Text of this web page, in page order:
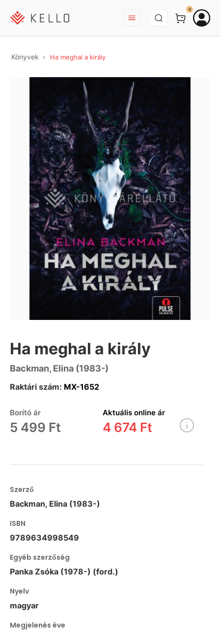
BEJELENTKEZÉS
0
Könyvek Ha meghal a király
Ha meghal a király
Backman, Elina (1983-)
Raktári szám: MX-1652
Borító ár
5 499 Ft
Aktuális online ár
4 674 Ft
Szerző
Backman, Elina (1983-)
ISBN
9789634998549
Egyéb szerzőség
Panka Zsóka (1978-) (ford.)
Nyelv
magyar
Megjelenés éve